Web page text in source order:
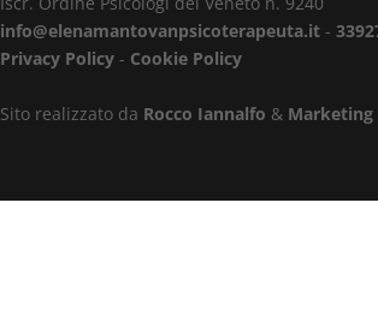
info@elenamantovanpsicoterapeuta.it -
Privacy Policy - Cookie Policy
Sito realizzato da Rocco Iannalfo & Marketing